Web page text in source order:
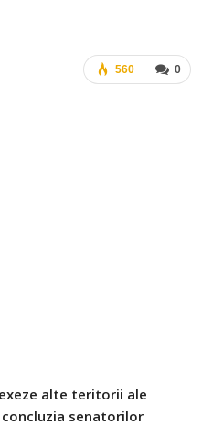
0
560
alte teritorii ale
senatorilor